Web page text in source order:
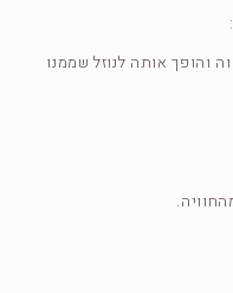
אותה לנוזל שממנו